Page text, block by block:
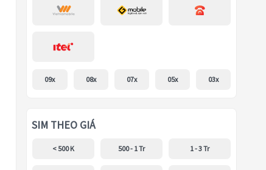
09x 08x 07x 05x 03x
SIM THEO GIÁ
< 500 K 500 - 1 Tr 1 - 3 Tr